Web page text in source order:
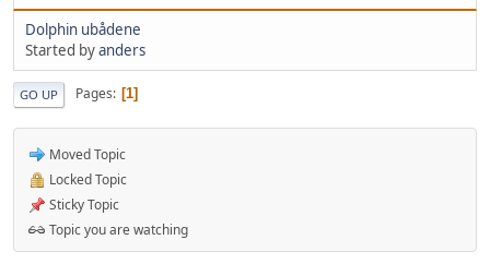
Dolphin ubådene
Started byanders
GO UP Pages 1
Moved Topic
Locked Topic
Sticky Topic
Topic you are watching